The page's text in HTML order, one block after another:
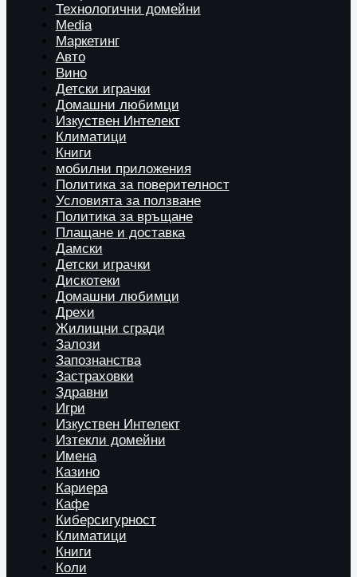
Технологични домейни
Media
Маркетинг
Авто
Вино
Детски играчки
Домашни любимци
Изкуствен Интелект
Климатици
Книги
мобилни приложения
Политика за поверителност
Условията за ползване
Политика за връщане
Плащане и доставка
Дамски
Детски играчки
Дискотеки
Домашни любимци
Дрехи
Жилищни сгради
Залози
Запознанства
Застраховки
Здравни
Игри
Изкуствен Интелект
Изтекли домейни
Имена
Казино
Кариера
Кафе
Киберсигурност
Климатици
Книги
Коли